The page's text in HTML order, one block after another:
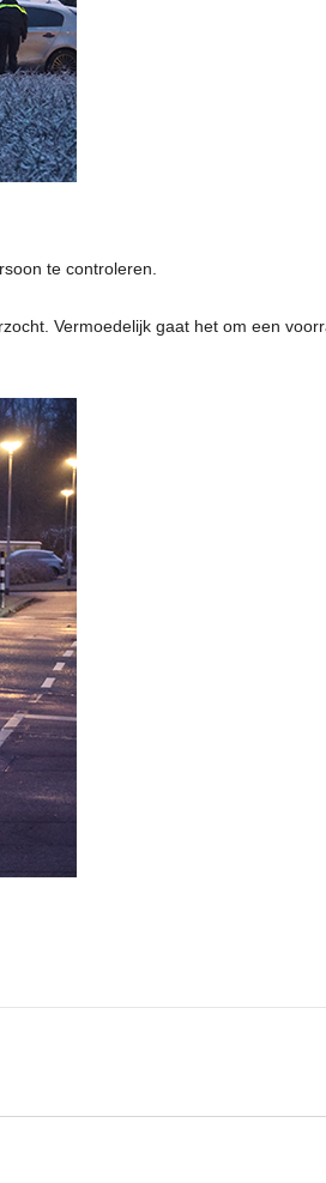
te controleren.
Vermoedelijk gaat het om een